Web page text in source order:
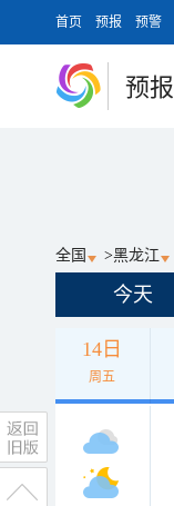
首页 预报 预警
预报
全国 >黑龙江
今天
14日
周五